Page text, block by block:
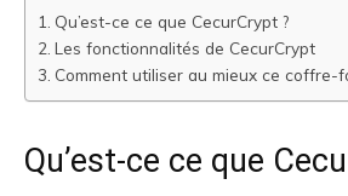
Qu’est-ce ce que CecurCrypt ?
Les fonctionnalités de CecurCrypt
Comment utiliser au mieux ce coffre-
Qu’est-ce ce que